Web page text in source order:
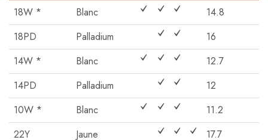
18W * Blanc
14.8
18PD
Palladium
16
14W *
Blanc
12.7
14PD
Palladium
12
10W *
Blanc
11.2
22Y
Jaune
17.7